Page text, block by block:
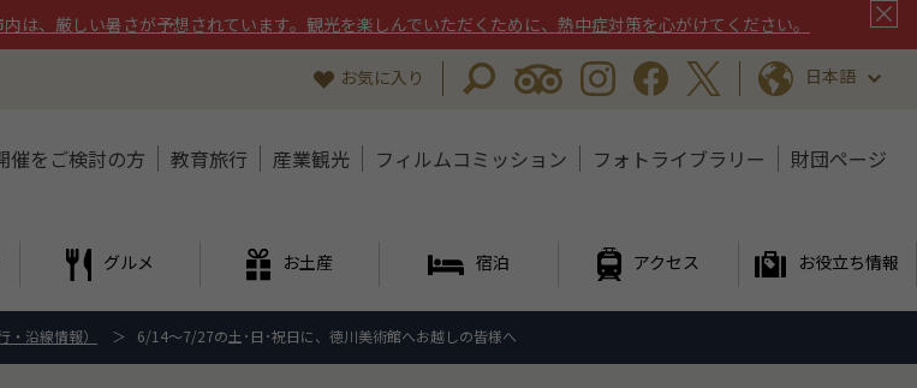
は、厳しい暑さが予想されています。観光を楽しんでいただくために、熱中症対策を心がけてください。
お気に入り 日本語
催をご検討の方 教育旅行 産業観光 フィルムコミッション フォトライブラリー 財団ページ
グルメ お土産 宿泊 アクセス お役立ち情報
沿線情報） 6/14～7/27の土･日･祝日に、徳川美術館へお越しの皆様へ